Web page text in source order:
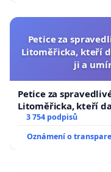
Petice za
Litoměřicka, kteří
ji a
Petice za
Litoměřicka, kteří
a umírání zvířete
3 754 podpisů
Oznámení o